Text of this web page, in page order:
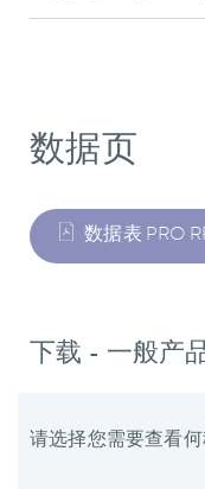
数据页
数据表 PRO
下载 - 一般产
请选择您需要查看何